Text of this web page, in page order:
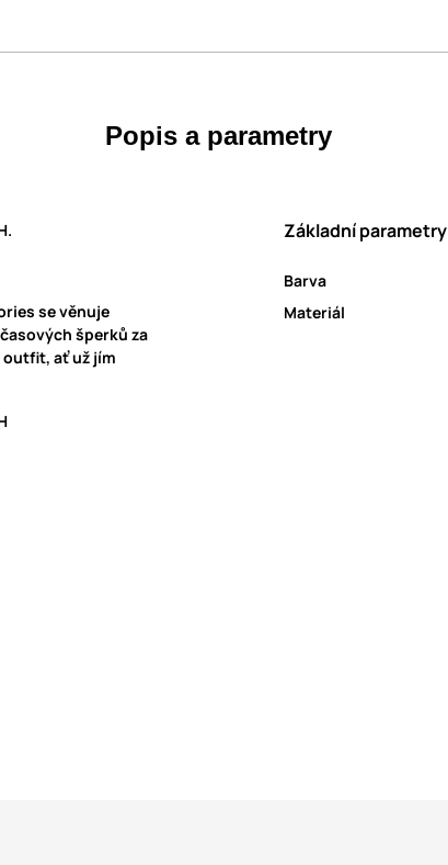
Popis a parametry
se věnuje
šperků za
ať už jím
Základní parametry
Barva
Materiál